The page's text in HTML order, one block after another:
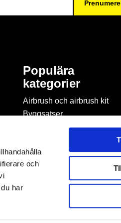
och
har
Populära
kategorier
Airbrush och airbrush kit
Byggsatser
Böcker & tidningar om
Byggmaterial
Figurspel